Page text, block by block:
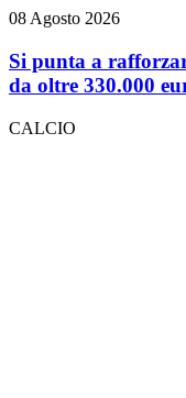
08 Agosto 2026
Si punta a
da oltre 330.000
CALCIO